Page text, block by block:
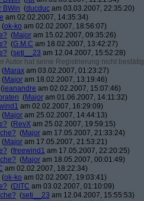
BWin (ducduc am 03.03.2007, 22:35:20)
am 02.02.2007, 14:35:34)
(ok-ko am 02.02.2007, 18:56:07)
(Major am 15.02.2007, 09:35:26)
(G.M.C am 18.02.2007, 13:42:27)
(seti__23 am 12.04.2007, 15:52:28)
Autor hat seine Registrierung nicht
(Marax am 03.02.2007, 01:23:27)
(Major am 18.02.2007, 13:19:46)
(jeanandre am 02.02.2007, 15:07:46)
(Major am 01.06.2007, 14:11:32)
am 02.02.2007, 16:29:09)
(Major am 25.02.2007, 14:44:13)
(RevX am 25.02.2007, 19:59:15)
(Major am 17.05.2007, 21:33:24)
(Major am 17.05.2007, 21:53:21)
(freewind1 am 17.05.2007, 22:20:25)
(Major am 18.05.2007, 00:01:49)
am 02.02.2007, 18:22:34)
(ok-ko am 02.02.2007, 19:03:41)
(DITC am 03.02.2007, 01:10:09)
(seti__23 am 12.04.2007, 15:55:53)